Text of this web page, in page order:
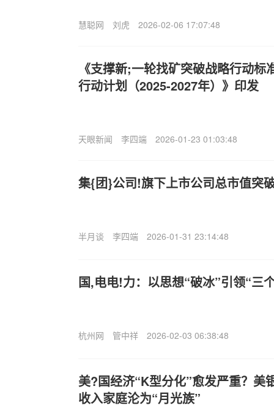
慧聪网 刘虎 2026-02-06 17:07:48
《支撑新;一轮找矿突破战略行动
行动计划（2025-2027年）》印发
天眼新闻 李四端 2026-01-23 01:03:48
集{团}公司!旗下上市公司总市值突
半月谈 李四端 2026-01-31 23:14:48
国,电电!力：以思想“破冰”引领“三
杭州网 管中祥 2026-02-03 06:38:48
美?国经济“K型分化”愈发严重？美
收入家庭沦为“月光族”